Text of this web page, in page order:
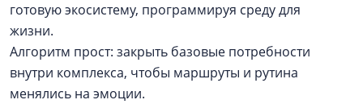
готовую экосистему, программируя среду для
жизни.
Алгоритм прост: закрыть базовые потребности
внутри комплекса, чтобы маршруты и рутина
менялись на эмоции.